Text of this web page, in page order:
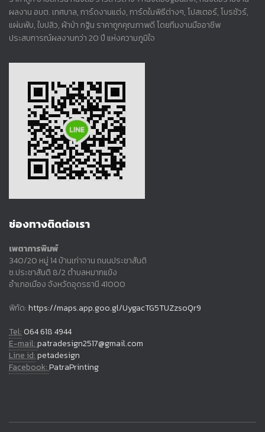
ผลงาน อบต. เทศบาล, การ์ดงานแต่ง, การ์ดในพิธีต่างๆ, โปสเตอร์, โบรชัวร์,
แผ่นพับ, ใบปลิว, ผ้าป่า กฐิน ราคาถูกคุณภาพดี โดยทีมงานมืออาชีพ
ประสบการณ์ผลงานกว่า 20 ปี แห่งความภูมิใจ
ช่องทางติดต่อเรา
เพตาการพิมพ์
340/20 หมู่ 14 บ้านเก่าจาน ถนนประชาสันติ
ซ.ประชาสันติ 8/2 ตำบลหมากแข้ง
อำเภอเมือง จังหวัดอุดรธานี 41000
พิกัด:https://maps.app.goo.gl/UygacTG5TUZzsoQr9
Tel:064 618 4944
E-mail:patradesign2517@gmail.com
Line id:petadesign
Facebook:PatraPrinting